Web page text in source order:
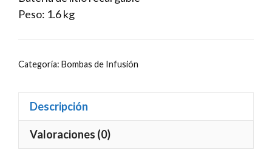
Peso: 1.6 kg
Categoría: Bombas de Infusión
Descripción
Valoraciones (0)